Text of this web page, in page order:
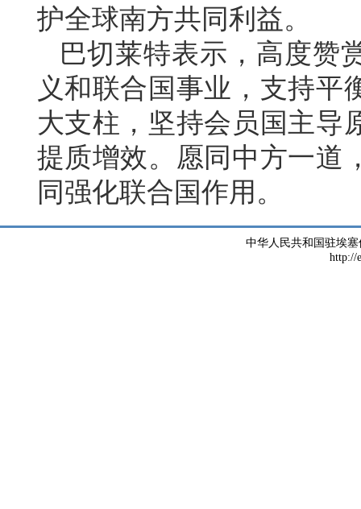
护全球南方共同利益。
巴切莱特表示，高度赞
义和联合国事业，支持平
大支柱，坚持会员国主导
提质增效。愿同中方一道
同强化联合国作用。
中华人民共和国驻埃
http://